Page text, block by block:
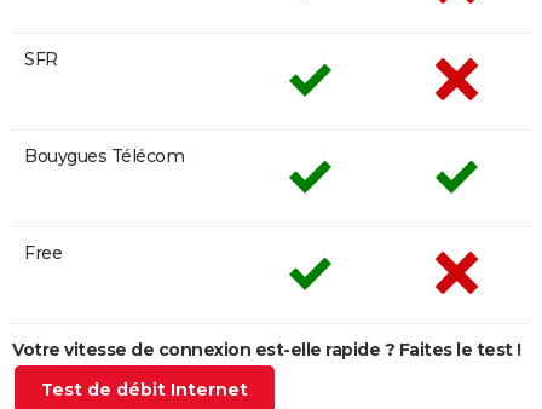
SFR
Bouygues Télécom
Free
Votre vitesse de connexion est-elle rapide ? Faites le test !
Test de débit Internet